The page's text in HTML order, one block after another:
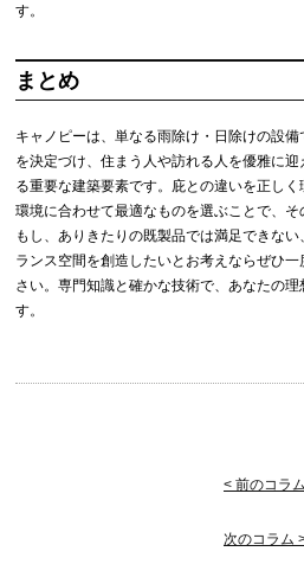
す。
まとめ
キャノピーは、単なる雨除け・日除けの設
を決定づけ、住まう人や訪れる人を優雅に
る重要な建築要素です。庇との違いを正し
環境に合わせて最適なものを選ぶことで、そ
もし、ありきたりの既製品では満足できな
ランス空間を創造したいとお考えならぜひ
さい。専門知識と確かな技術で、あなたの
す。
< 前のコラム
次のコラム